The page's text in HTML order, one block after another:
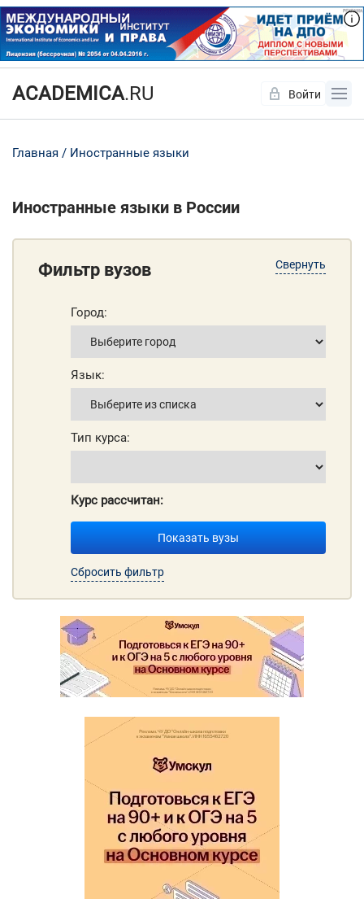
ACADEMICA.RU Войти
Главная Иностранные языки
Иностранные языки в России
Свернуть
Фильтр вузов
Город:
Язык:
Тип курса:
Курс рассчитан:
Показать вузы
Сбросить фильтр
Да Нет